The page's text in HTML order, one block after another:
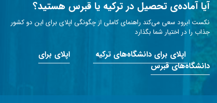
آیا آماده‌ی تحصیل در ترکیه یا قبرس هستید؟
نکست ابرود سعی می‌کند راهنمای کاملی از چگونگی اپلای برای این دو کشور
جذاب را در اختیار شما بگذارد
اپلای برای دانشگاه‌های ترکیه
اپلای برای
دانشگاه‌های قبرس